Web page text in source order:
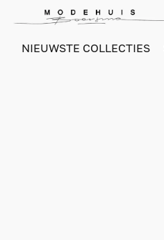
NIEUWSTE COLLECTIES